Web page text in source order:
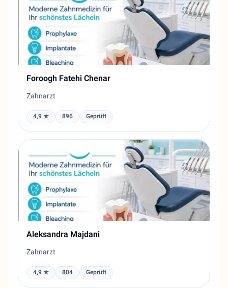
Foroogh Fatehi Chenar
Zahnarzt
4,9 ★ 896 Geprüft
Aleksandra Majdani
Zahnarzt
4,9 ★ 804 Geprüft